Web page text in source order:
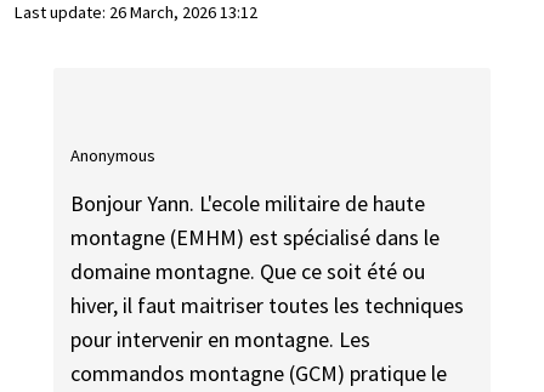
Last update: 26 March, 2026 13:12
Anonymous
Bonjour Yann. L'ecole militaire de haute
montagne (EMHM) est spécialisé dans le
domaine montagne. Que ce soit été ou
hiver, il faut maitriser toutes les techniques
pour intervenir en montagne. Les
commandos montagne (GCM) pratique le